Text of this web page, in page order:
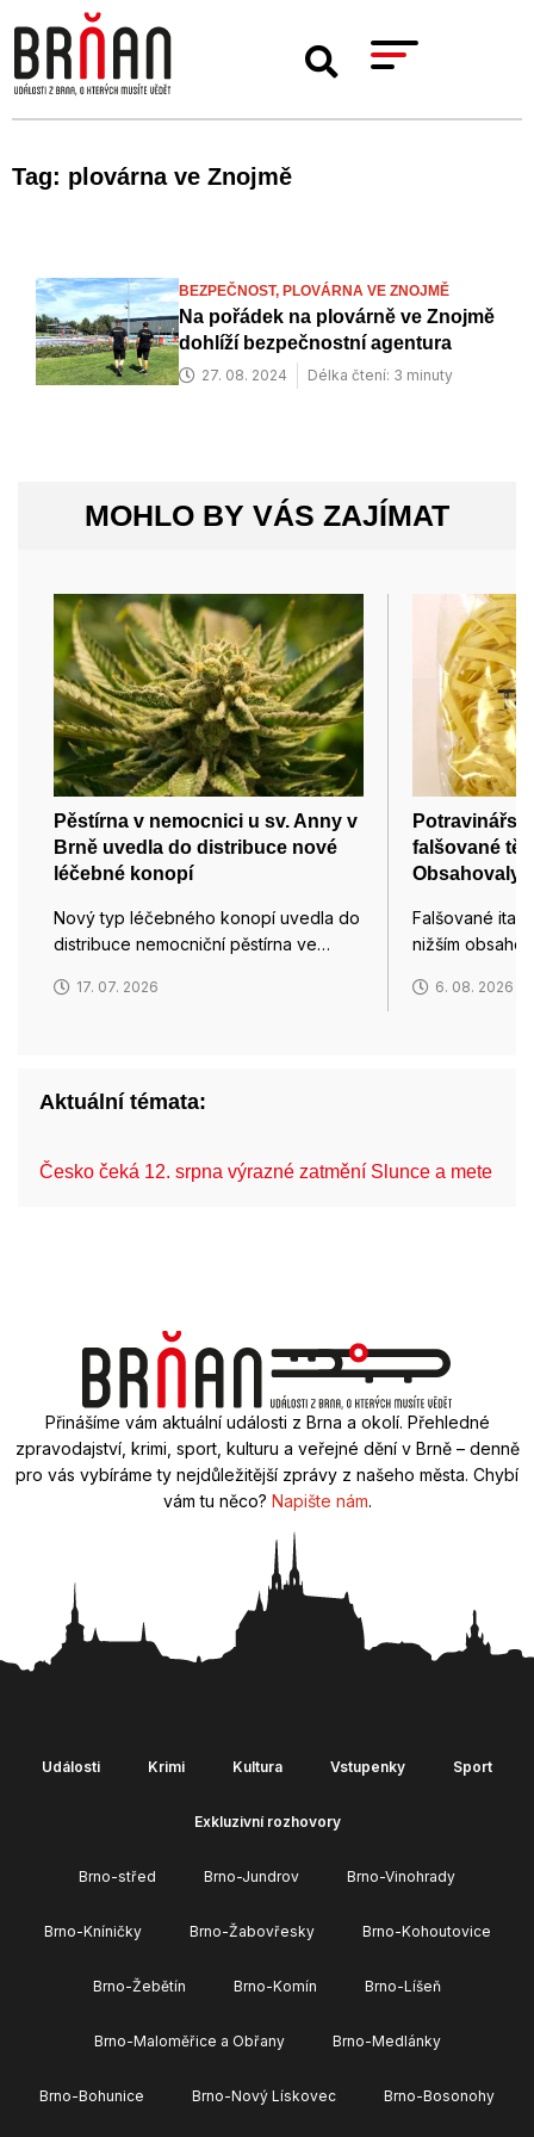
Tag: plovárna ve Znojmě
BEZPEČNOST, PLOVÁRNA VE ZNOJMĚ
Na pořádek na plovárně ve Znojmě
dohlíží bezpečnostní agentura
27. 08. 2024 Délka čtení: 3 minuty
MOHLO BY VÁS ZAJÍMAT
Pěstírna v nemocnici u sv. Anny v
Brně uvedla do distribuce nové
léčebné konopí
Nový typ léčebného konopí uvedla do
distribuce nemocniční pěstírna ve…
17. 07. 2026
falšované
Obsahovaly
Falšované
nižším
6. 08. 2026
Aktuální témata:
Česko čeká 12. srpna výrazné zatmění Slunce a mete…
Přinášíme vám aktuální události z Brna a okolí. Přehledné
zpravodajství, krimi, sport, kulturu a veřejné dění v Brně – denně
pro vás vybíráme ty nejdůležitější zprávy z našeho města. Chybí
vám tu něco? Napište nám.
Události Krimi Kultura Vstupenky Sport
Exkluzivní rozhovory
Brno-střed Brno-Jundrov Brno-Vinohrady
Brno-Kníničky Brno-Žabovřesky Brno-Kohoutovice
Brno-Žebětín Brno-Komín Brno-Líšeň
Brno-Maloměřice a Obřany Brno-Medlánky
Brno-Bohunice Brno-Nový Lískovec Brno-Bosonohy